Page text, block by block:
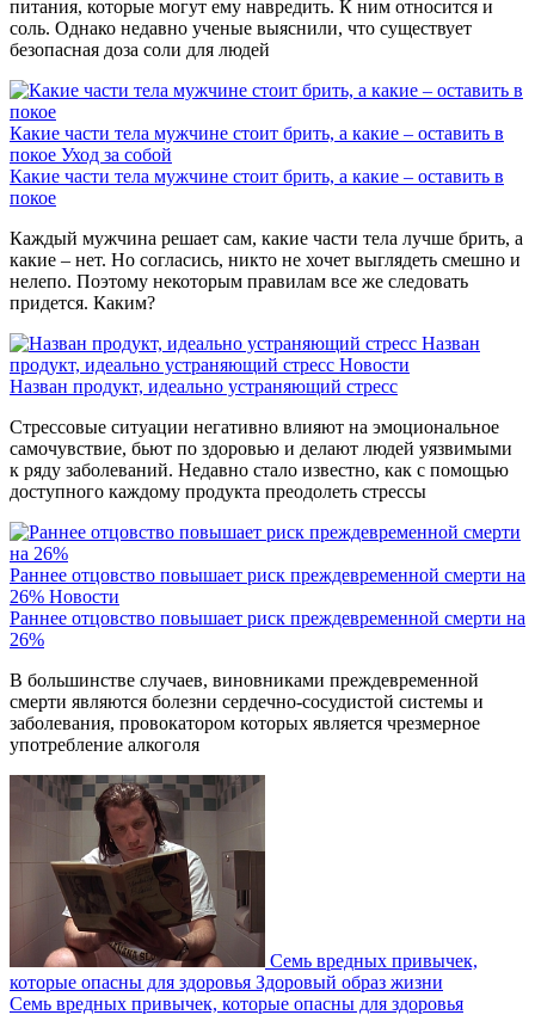
питания, которые могут ему навредить. К ним относится и
соль. Однако недавно ученые выяснили, что существует
безопасная доза соли для людей
Какие части тела мужчине стоит брить, а какие – оставить в
покое Уход за собой
Какие части тела мужчине стоит брить, а какие – оставить в
покое
Каждый мужчина решает сам, какие части тела лучше брить, а
какие – нет. Но согласись, никто не хочет выглядеть смешно и
нелепо. Поэтому некоторым правилам все же следовать
придется. Каким?
Назван
продукт, идеально устраняющий стресс Новости
Назван продукт, идеально устраняющий стресс
Стрессовые ситуации негативно влияют на эмоциональное
самочувствие, бьют по здоровью и делают людей уязвимыми
к ряду заболеваний. Недавно стало известно, как с помощью
доступного каждому продукта преодолеть стрессы
Раннее отцовство повышает риск преждевременной смерти на
26% Новости
Раннее отцовство повышает риск преждевременной смерти на
26%
В большинстве случаев, виновниками преждевременной
смерти являются болезни сердечно-сосудистой системы и
заболевания, провокатором которых является чрезмерное
употребление алкоголя
Семь вредных привычек,
которые опасны для здоровья Здоровый образ жизни
Семь вредных привычек, которые опасны для здоровья